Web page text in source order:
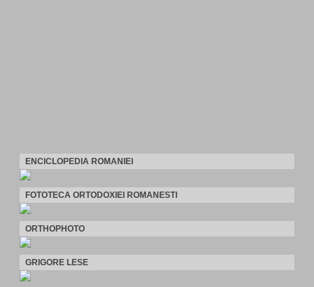
ENCICLOPEDIA ROMANIEI
FOTOTECA ORTODOXIEI ROMANESTI
ORTHOPHOTO
GRIGORE LESE